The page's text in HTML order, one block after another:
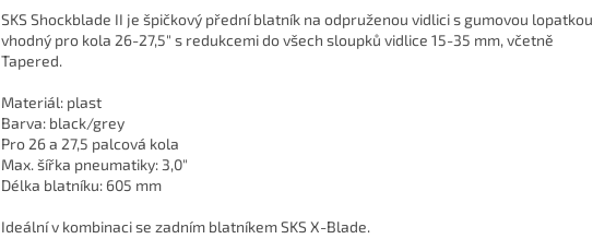
SKS Shockblade II je špičkový přední blatník na odpruženou vidlici s gumovou lopatkou
vhodný pro kola 26-27,5" s redukcemi do všech sloupků vidlice 15-35 mm, včetně
Tapered.
Materiál: plast
Barva: black/grey
Pro 26 a 27,5 palcová kola
Max. šířka pneumatiky: 3,0"
Délka blatníku: 605 mm
Ideální v kombinaci se zadním blatníkem SKS X-Blade.